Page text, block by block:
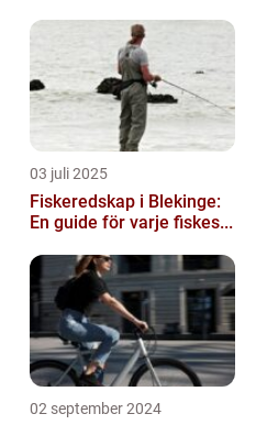
03 juli 2025
Fiskeredskap i Blekinge:
En guide för varje fiskes...
02 september 2024